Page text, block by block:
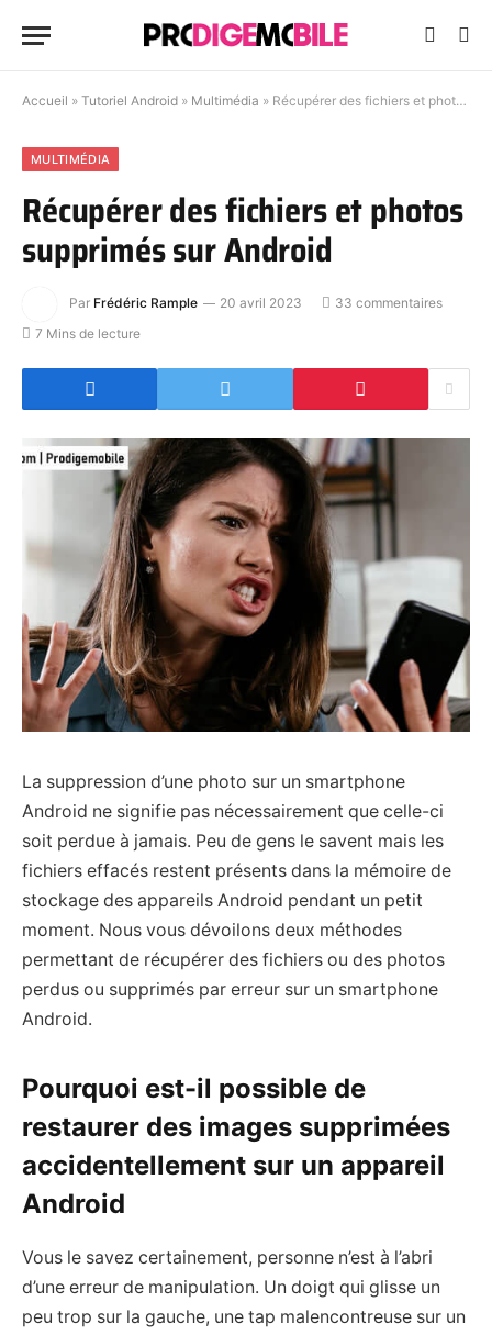
Accueil » Tutoriel Android » Multimédia » Récupérer des fichiers et photos supprimés sur Android
MULTIMÉDIA
Récupérer des fichiers et photos
supprimés sur Android
Par Frédéric Rample 20 avril 2023
33 commentaires
7 Mins de lecture
La suppression d’une photo sur un smartphone
Android ne signifie pas nécessairement que celle-ci
soit perdue à jamais. Peu de gens le savent mais les
fichiers effacés restent présents dans la mémoire de
stockage des appareils Android pendant un petit
moment. Nous vous dévoilons deux méthodes
permettant de récupérer des fichiers ou des photos
perdus ou supprimés par erreur sur un smartphone
Android.
Pourquoi est-il possible de
restaurer des images supprimées
accidentellement sur un appareil
Android
Vous le savez certainement, personne n’est à l’abri
d’une erreur de manipulation. Un doigt qui glisse un
peu trop sur la gauche, une tap malencontreuse sur un